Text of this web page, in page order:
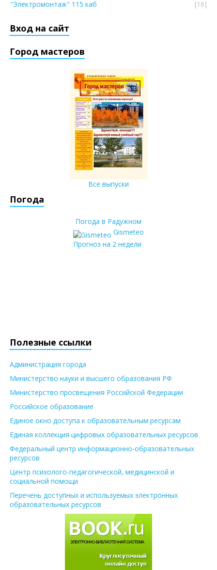
"Электромонтаж" 115 каб [16]
Вход на сайт
Город мастеров
Все выпуски
Погода
Погода в Радужном
Gismeteo
Прогноз на 2 недели
Полезные ссылки
Администрация города
Министерство науки и высшего образования РФ
Министерство просвещения Российской Федерации
Российское образование
Единое окно доступа к образовательным ресурсам
Единая коллекция цифровых образовательных ресурсов
Федеральный центр информационно-образовательных
ресурсов
Центр психолого-педагогической, медицинской и
социальной помощи
Перечень доступных и используемых электронных
образовательных ресурсов